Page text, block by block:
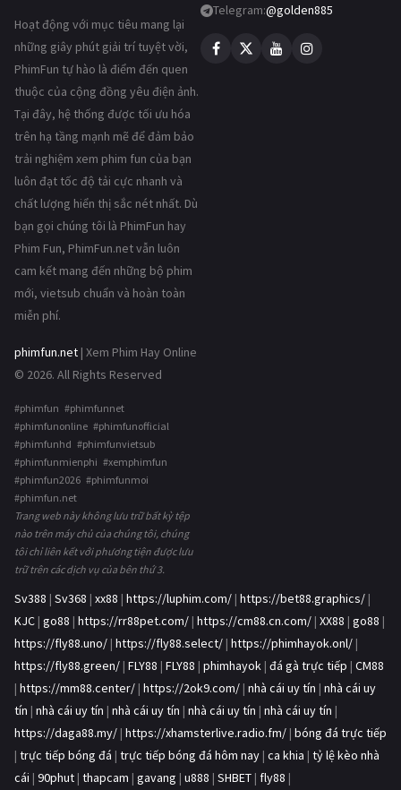
Hoạt động với mục tiêu mang lại
những giây phút giải trí tuyệt vời,
PhimFun tự hào là điểm đến quen
thuộc của cộng đồng yêu điện ảnh.
Tại đây, hệ thống được tối ưu hóa
trên hạ tầng mạnh mẽ để đảm bảo
trải nghiệm xem phim fun của bạn
luôn đạt tốc độ tải cực nhanh và
chất lượng hiển thị sắc nét nhất. Dù
bạn gọi chúng tôi là PhimFun hay
Phim Fun, PhimFun.net vẫn luôn
cam kết mang đến những bộ phim
mới, vietsub chuẩn và hoàn toàn
miễn phí.
phimfun.net | Xem Phim Hay Online
© 2026. All Rights Reserved
#phimfun #phimfunnet
#phimfunonline #phimfunofficial
#phimfunhd #phimfunvietsub
#phimfunmienphi #xemphimfun
#phimfun2026 #phimfunmoi
#phimfun.net
Trang web này không lưu trữ bất kỳ tệp
nào trên máy chủ của chúng tôi, chúng
tôi chỉ liên kết với phương tiện được lưu
trữ trên các dịch vụ của bên thứ 3.
Telegram:@golden885
Sv388 | Sv368 | xx88 | https://luphim.com/ | https://bet88.graphics/ |
KJC | go88 | https://rr88pet.com/ | https://cm88.cn.com/ | XX88 | go88 |
https://fly88.uno/ | https://fly88.select/ | https://phimhayok.onl/ |
https://fly88.green/ | FLY88 | FLY88 | phimhayok | đá gà trực tiếp | CM88
| https://mm88.center/ | https://2ok9.com/ | nhà cái uy tín | nhà cái uy
tín | nhà cái uy tín | nhà cái uy tín | nhà cái uy tín | nhà cái uy tín |
https://daga88.my/ | https://xhamsterlive.radio.fm/ | bóng đá trực tiếp
| trực tiếp bóng đá | trực tiếp bóng đá hôm nay | ca khia | tỷ lệ kèo nhà
cái | 90phut | thapcam | gavang | u888 | SHBET | fly88 |